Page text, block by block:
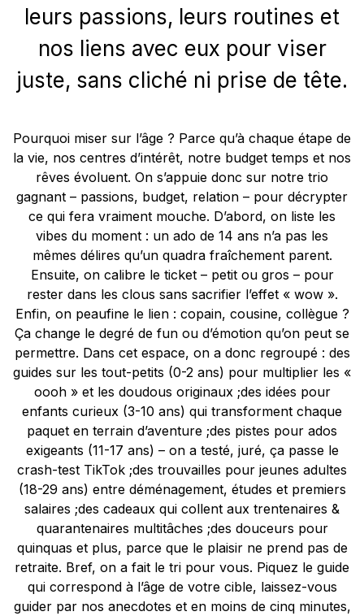
leurs passions, leurs routines et
nos liens avec eux pour viser
juste, sans cliché ni prise de tête.
Pourquoi miser sur l’âge ? Parce qu’à chaque étape de
la vie, nos centres d’intérêt, notre budget temps et nos
rêves évoluent. On s’appuie donc sur notre trio
gagnant – passions, budget, relation – pour décrypter
ce qui fera vraiment mouche. D’abord, on liste les
vibes du moment : un ado de 14 ans n’a pas les
mêmes délires qu’un quadra fraîchement parent.
Ensuite, on calibre le ticket – petit ou gros – pour
rester dans les clous sans sacrifier l’effet « wow ».
Enfin, on peaufine le lien : copain, cousine, collègue ?
Ça change le degré de fun ou d’émotion qu’on peut se
permettre. Dans cet espace, on a donc regroupé : des
guides sur les tout-petits (0-2 ans) pour multiplier les «
oooh » et les doudous originaux ;des idées pour
enfants curieux (3-10 ans) qui transforment chaque
paquet en terrain d’aventure ;des pistes pour ados
exigeants (11-17 ans) – on a testé, juré, ça passe le
crash-test TikTok ;des trouvailles pour jeunes adultes
(18-29 ans) entre déménagement, études et premiers
salaires ;des cadeaux qui collent aux trentenaires &
quarantenaires multitâches ;des douceurs pour
quinquas et plus, parce que le plaisir ne prend pas de
retraite. Bref, on a fait le tri pour vous. Piquez le guide
qui correspond à l’âge de votre cible, laissez-vous
guider par nos anecdotes et en moins de cinq minutes,